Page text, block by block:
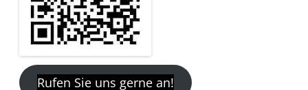
Rufen Sie uns gerne an!